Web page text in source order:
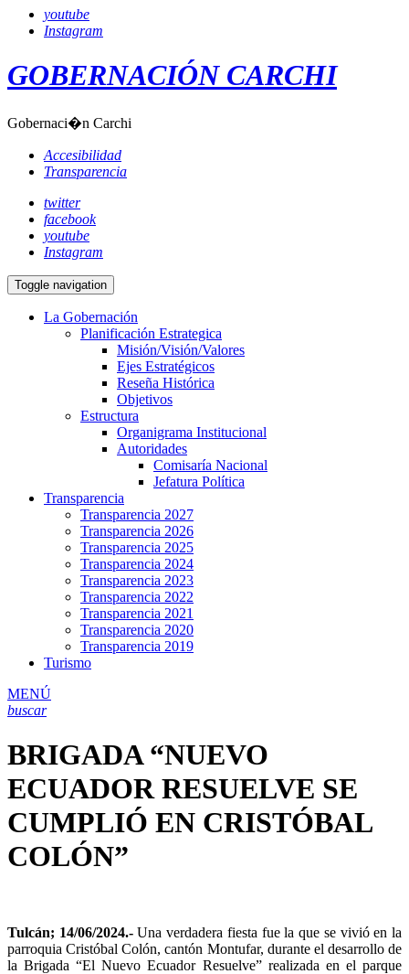
youtube
Instagram
GOBERNACIÓN CARCHI
Gobernaci�n Carchi
Accesibilidad
Transparencia
twitter
facebook
youtube
Instagram
Toggle navigation
La Gobernación
Planificación Estrategica
Misión/Visión/Valores
Ejes Estratégicos
Reseña Histórica
Objetivos
Estructura
Organigrama Institucional
Autoridades
Comisaría Nacional
Jefatura Política
Transparencia
Transparencia 2027
Transparencia 2026
Transparencia 2025
Transparencia 2024
Transparencia 2023
Transparencia 2022
Transparencia 2021
Transparencia 2020
Transparencia 2019
Turismo
MENÚ
buscar
BRIGADA “NUEVO
ECUADOR RESUELVE SE
CUMPLIÓ EN CRISTÓBAL
COLÓN”
Tulcán; 14/06/2024.-Una verdadera fiesta fue la que se vivió en la
parroquia Cristóbal Colón, cantón Montufar, durante el desarrollo de
la Brigada “El Nuevo Ecuador Resuelve” realizada en el parque